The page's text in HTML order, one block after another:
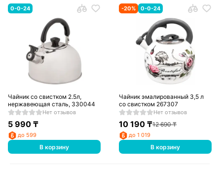
0-0-24
Чайник со свистком 2.5л,
нержавеющая сталь, 330044
Нет отзывов
5 990₸
до 599
В корзину
-20% 0-0-24
Чайник эмалированный 3,5 л
со свистком 267307
Нет отзывов
10 190 ₸12 690₸
до 1 019
В корзину